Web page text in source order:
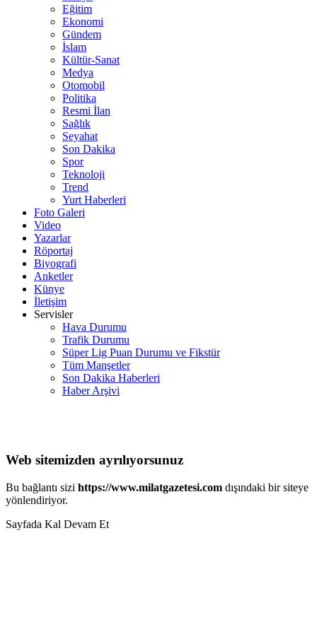
Eğitim
Ekonomi
Gündem
İslam
Kültür-Sanat
Medya
Otomobil
Politika
Resmi İlan
Sağlık
Seyahat
Son Dakika
Spor
Teknoloji
Trend
Yurt Haberleri
Foto Galeri
Video
Yazarlar
Röportaj
Biyografi
Anketler
Künye
İletişim
Servisler
Hava Durumu
Trafik Durumu
Süper Lig Puan Durumu ve Fikstür
Tüm Manşetler
Son Dakika Haberleri
Haber Arşivi
Web sitemizden ayrılıyorsunuz
Bu bağlantı sizi https://www.milatgazetesi.com dışındaki bir siteye
yönlendiriyor.
Sayfada Kal Devam Et